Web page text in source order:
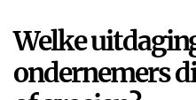
Welke
ondernemers